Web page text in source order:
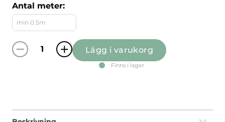
Antal meter:
Under Trädet blå tyg metervara quantity
Lägg i varukorg
Finns i lager